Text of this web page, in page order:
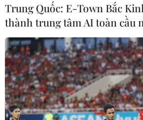
Trung Quốc: E-Town Bắc
thành trung tâm AI toàn cầu